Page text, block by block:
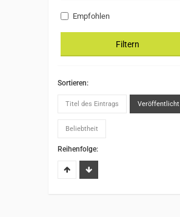
Empfohlen
Filtern
Sortieren:
Titel des Eintrags Veröffentlicht
Beliebtheit
Reihenfolge: